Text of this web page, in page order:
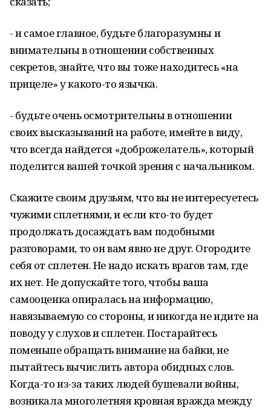
- и самое главное, будьте благоразумны и
внимательны в отношении собственных
секретов, знайте, что вы тоже находитесь «на
прицеле» у какого-то язычка.
- будьте очень осмотрительны в отношении
своих высказываний на работе, имейте в виду,
что всегда найдется «доброжелатель», который
поделится вашей точкой зрения с начальником.
Скажите своим друзьям, что вы не интересуетесь
чужими сплетнями, и если кто-то будет
продолжать досаждать вам подобными
разговорами, то он вам явно не друг. Огородите
себя от сплетен. Не надо искать врагов там, где
их нет. Не допускайте того, чтобы ваша
самооценка опиралась на информацию,
навязываемую со стороны, и никогда не идите на
поводу у слухов и сплетен. Постарайтесь
поменьше обращать внимание на байки, не
пытайтесь вычислить автора обидных слов.
Когда-то из-за таких людей бушевали войны,
возникала многолетняя кровная вражда между